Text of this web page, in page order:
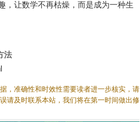
，让数学不再枯燥，而是成为一种生
法
，准确性和时效性需要读者进一步核实，请
请及时联系本站，我们将在第一时间做出修